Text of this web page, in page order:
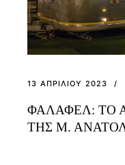
13 ΑΠΡΙΛΊΟΥ 2023
ΦΑΛΑΦΕΛ: ΤΟ
ΤΗΣ Μ.